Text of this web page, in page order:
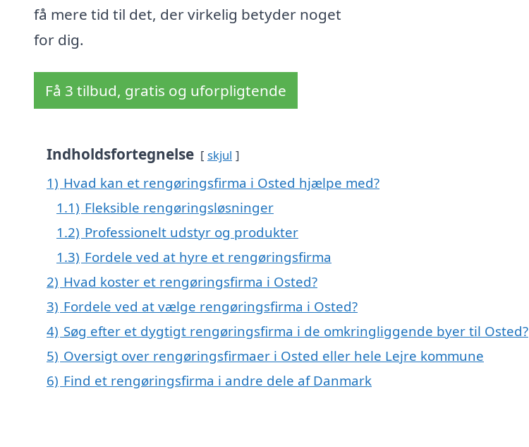
få mere tid til det, der virkelig betyder noget
for dig.
Få 3 tilbud, gratis og uforpligtende
Indholdsfortegnelse skjul
1) Hvad kan et rengøringsfirma i Osted hjælpe med?
1.1) Fleksible rengøringsløsninger
1.2) Professionelt udstyr og produkter
1.3) Fordele ved at hyre et rengøringsfirma
2) Hvad koster et rengøringsfirma i Osted?
3) Fordele ved at vælge rengøringsfirma i Osted?
4) Søg efter et dygtigt rengøringsfirma i de omkringliggende byer til Osted?
5) Oversigt over rengøringsfirmaer i Osted eller hele Lejre kommune
6) Find et rengøringsfirma i andre dele af Danmark